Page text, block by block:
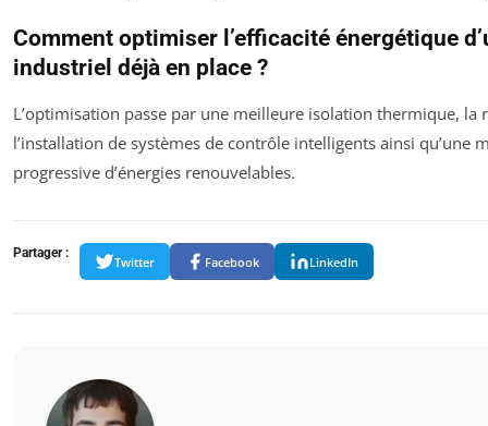
Comment optimiser l’efficacité énergétique
industriel déjà en place ?
L’optimisation passe par une meilleure isolation thermique, la
l’installation de systèmes de contrôle intelligents ainsi qu’une
progressive d’énergies renouvelables.
Partager :
Twitter Facebook LinkedIn